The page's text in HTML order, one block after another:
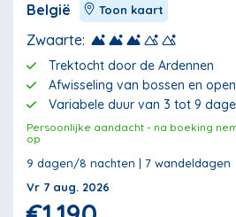
België Toon kaart
Zwaarte:
Trektocht door de Ardennen
Afwisseling van bossen en
Variabele duur van 3 tot 9
Persoonlijke aandacht - na boeking
op
9 dagen/8 nachten | 7 wandeldagen
Vr 7 aug. 2026